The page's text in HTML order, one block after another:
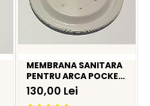
MEMBRANA SANITARA
PENTRU ARCA POCKET
II / ECOFAST / PIXEL -
MEM0031P1
130,00 Lei